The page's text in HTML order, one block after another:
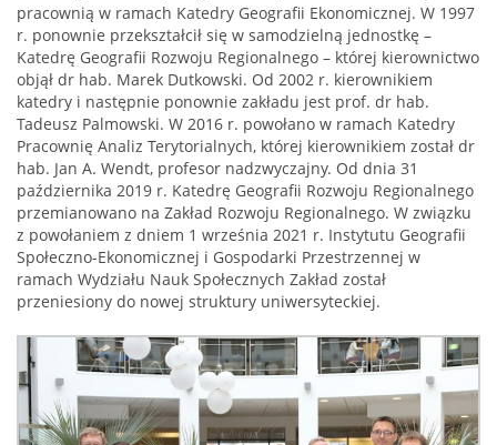
pracownią w ramach Katedry Geografii Ekonomicznej. W 1997
r. ponownie przekształcił się w samodzielną jednostkę –
Katedrę Geografii Rozwoju Regionalnego – której kierownictwo
objął dr hab. Marek Dutkowski. Od 2002 r. kierownikiem
katedry i następnie ponownie zakładu jest prof. dr hab.
Tadeusz Palmowski. W 2016 r. powołano w ramach Katedry
Pracownię Analiz Terytorialnych, której kierownikiem został dr
hab. Jan A. Wendt, profesor nadzwyczajny. Od dnia 31
października 2019 r. Katedrę Geografii Rozwoju Regionalnego
przemianowano na Zakład Rozwoju Regionalnego. W związku
z powołaniem z dniem 1 września 2021 r. Instytutu Geografii
Społeczno-Ekonomicznej i Gospodarki Przestrzennej w
ramach Wydziału Nauk Społecznych Zakład został
przeniesiony do nowej struktury uniwersyteckiej.